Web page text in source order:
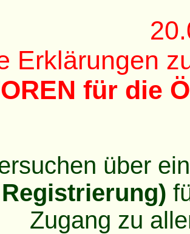
Erklärungen
für die
über
Zugang zu